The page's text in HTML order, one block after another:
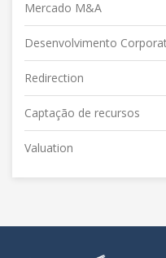
Mercado M&A
Desenvolvimento
Redirection
Captação de recursos
Valuation